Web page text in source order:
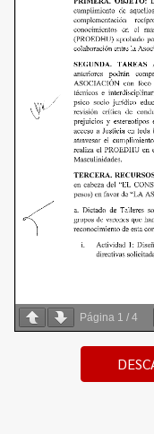
Página 1 / 4